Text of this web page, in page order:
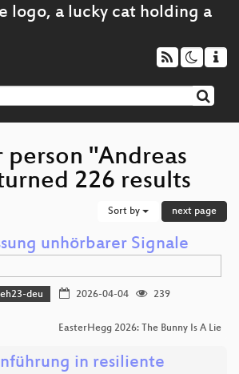
person "Andreas
226 results
Sort by next page
unhörbarer Signale
eh23-deu 2026-04-04
239
EasterHegg 2026: The Bunny Is A Lie
in resiliente